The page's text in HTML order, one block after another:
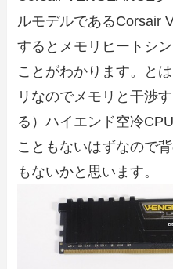
ルモデルであるCorsair
するとメモリヒートシ
ことがわかります。と
リなのでメモリと干渉
る）ハイエンド空冷
こともないはずなので
もないかと思います。